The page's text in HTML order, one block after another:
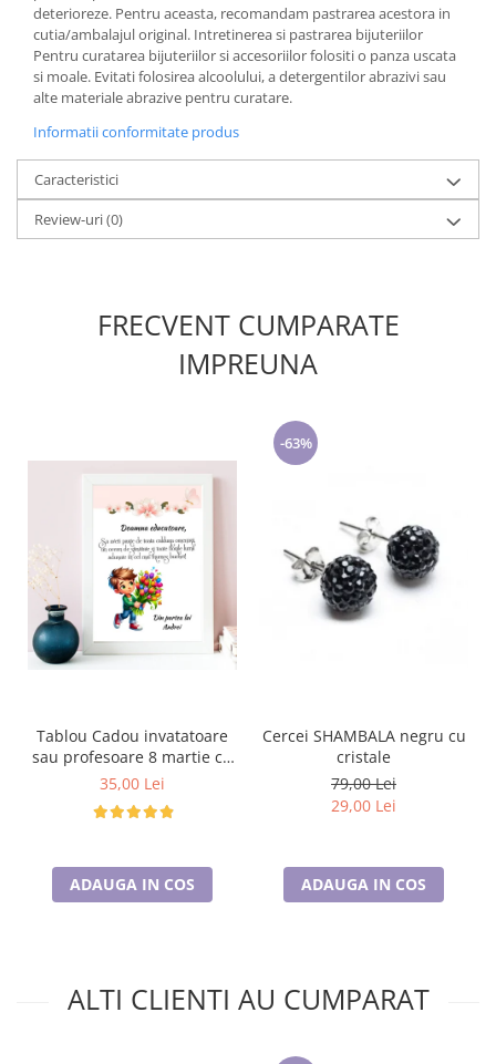
deterioreze. Pentru aceasta, recomandam pastrarea acestora in
cutia/ambalajul original. Intretinerea si pastrarea bijuteriilor
Pentru curatarea bijuteriilor si accesoriilor folositi o panza uscata
si moale. Evitati folosirea alcoolului, a detergentilor abrazivi sau
alte materiale abrazive pentru curatare.
Informatii conformitate produs
Caracteristici
Review-uri(0)
FRECVENT CUMPARATE
IMPREUNA
Tablou Cadou invatatoare
sau profesoare 8 martie cu
mesaje personalizate
35,00 Lei
ADAUGA IN COS
-63%
Cercei SHAMBALA negru cu
cristale
79,00 Lei
29,00 Lei
ADAUGA IN COS
ALTI CLIENTI AU CUMPARAT